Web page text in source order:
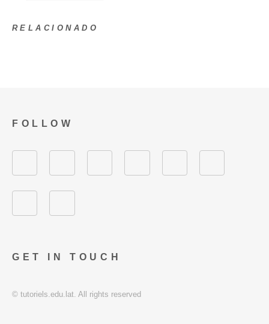
RELACIONADO
GET IN TOUCH
FOLLOW
© tutoriels.edu.lat. All rights reserved